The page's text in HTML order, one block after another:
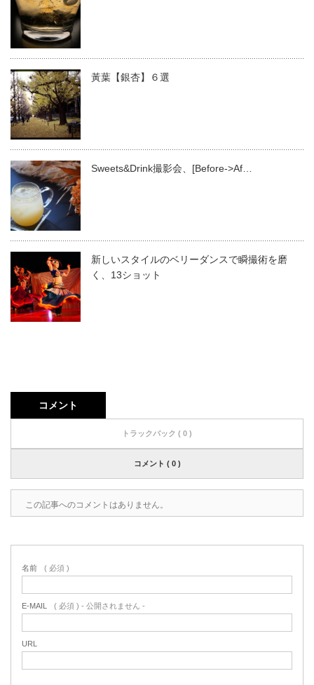
黃葉【銀杏】６選
Sweets&Drink撮影会、[Before->Af…
新しいスタイルのベリーダンスで瞬撮術を磨
く、13ショット
コメント
トラックバック ( 0 )
コメント ( 0 )
この記事へのコメントはありません。
名前 ( 必須 )
E-MAIL ( 必須 ) - 公開されません -
URL